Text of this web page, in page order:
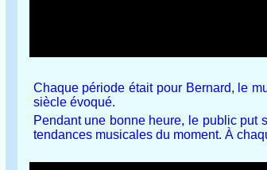
Chaque période était pour Bernard, le
siècle évoqué.
Pendant une bonne heure, le public put
tendances musicales du moment. À